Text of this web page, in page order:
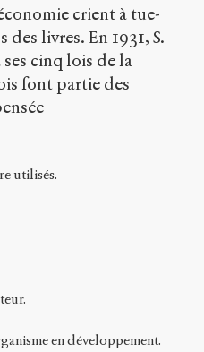
crient à tue-
livres. En 1931, S.
cinq lois de la
font partie des
utilisés.
en développement.